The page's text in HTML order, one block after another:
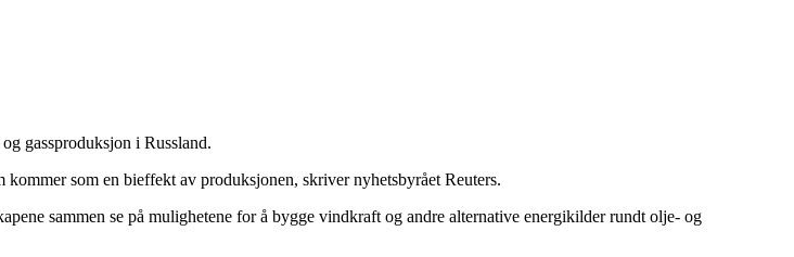
gassproduksjon i Russland.
kommer som en bieffekt av produksjonen, skriver nyhetsbyrået Reuters.
sammen se på mulighetene for å bygge vindkraft og andre alternative energikilder rundt olje- og